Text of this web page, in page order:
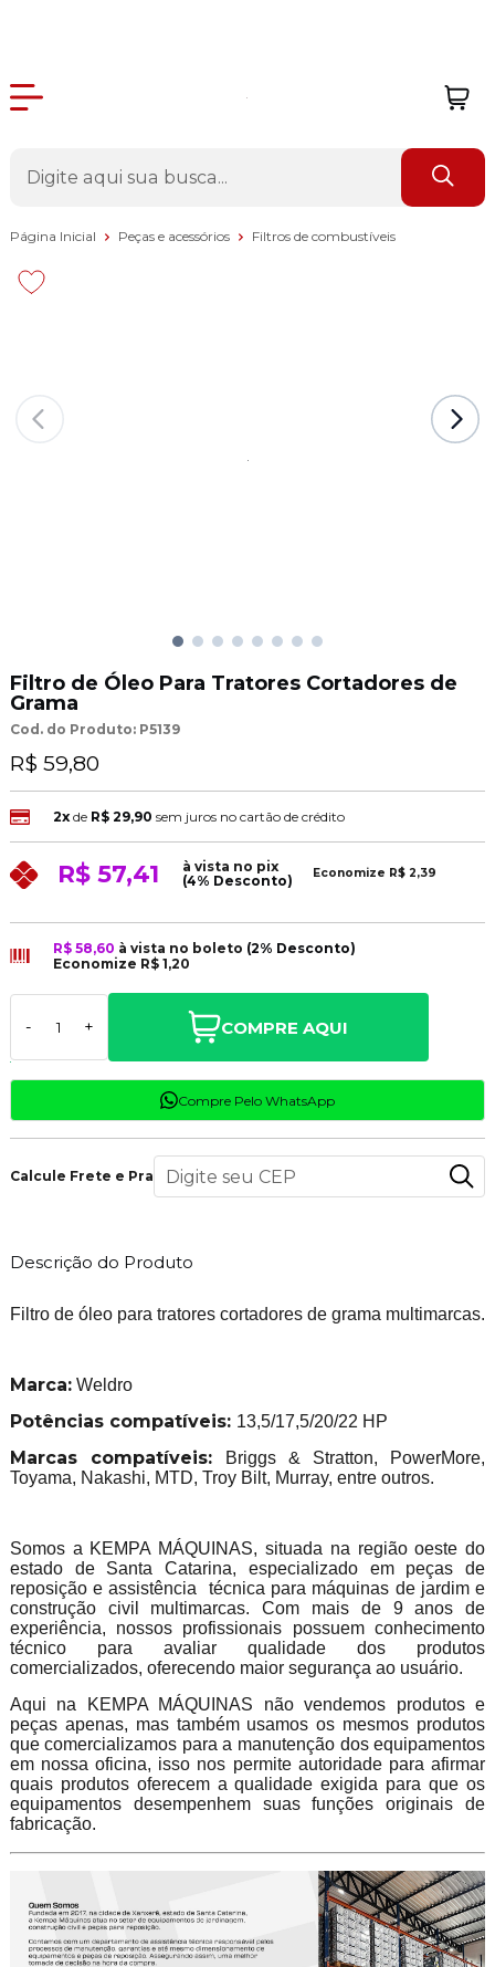
Página Inicial Peças e acessórios Filtros de combustíveis
Filtro de Óleo Para Tratores Cortadores de
Grama
Cod. do Produto: P5139
R$ 59,80
2xde R$ 29,90 sem juros no cartão de crédito
R$ 57,41
à vista no pix
(4% Desconto)
Economize R$ 2,39
R$ 58,60 à vista no boleto (2% Desconto)
Economize R$ 1,20
- + COMPRE AQUI
Compre Pelo WhatsApp
Calcule Frete e Prazo
Descrição do Produto
Filtro de óleo para tratores cortadores de grama multimarcas.
Marca:Weldro
Potências compatíveis: 13,5/17,5/20/22 HP
Marcas compatíveis:
Briggs & Stratton, PowerMore,
Toyama, Nakashi, MTD, Troy Bilt, Murray, entre outros.
Somos a KEMPA MÁQUINAS, situada na região oeste do
estado de Santa Catarina, especializado em peças de
reposição e assistência técnica para máquinas de jardim e
construção civil multimarcas. Com mais de 9 anos de
experiência, nossos profissionais possuem conhecimento
técnico para avaliar qualidade dos produtos
comercializados, oferecendo maior segurança ao usuário.
Aqui na KEMPA MÁQUINAS não vendemos produtos e
peças apenas, mas também usamos os mesmos produtos
que comercializamos para a manutenção dos equipamentos
em nossa oficina, isso nos permite autoridade para afirmar
quais produtos oferecem a qualidade exigida para que os
equipamentos desempenhem suas funções originais de
fabricação.